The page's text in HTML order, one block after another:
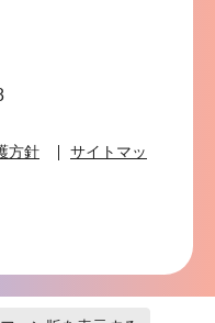
方針 サイトマッ